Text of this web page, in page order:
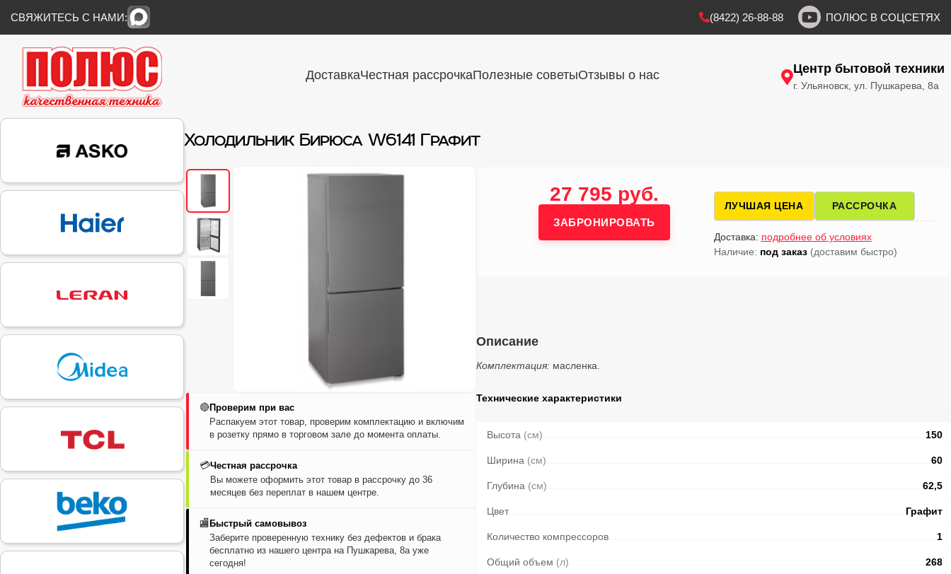
СВЯЖИТЕСЬ С НАМИ: (8422) 26-88-88 ПОЛЮС В СОЦСЕТЯХ
ДоставкаЧестная рассрочкаПолезные советыОтзывы о нас Центр бытовой техники
г. Ульяновск, ул. Пушкарева, 8а
Холодильник Бирюса W6141 Графит
🔴Проверим при вас
Распакуем этот товар, проверим комплектацию и включим
в розетку прямо в торговом зале до момента оплаты.
💳Честная рассрочка
Вы можете оформить этот товар в рассрочку до 36
месяцев без переплат в нашем центре.
🏬 Быстрый самовывоз
Заберите проверенную технику без дефектов и брака
бесплатно из нашего центра на Пушкарева, 8а уже
сегодня!
27 795 руб.
ЗАБРОНИРОВАТЬ
ЛУЧШАЯ ЦЕНА РАССРОЧКА
Доставка: подробнее об условиях
Наличие: под заказ(доставим быстро)
Описание
Комплектация: масленка.
Технические характеристики
Высота (см) 150
Ширина (см) 60
Глубина (см) 62,5
Цвет Графит
Количество компрессоров 1
Общий объем (л) 268